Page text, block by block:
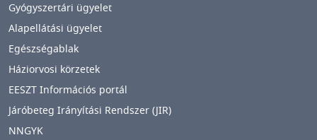
Gyógyszertári ügyelet
Alapellátási ügyelet
Egészségablak
Háziorvosi körzetek
EESZT Információs portál
Járóbeteg Irányítási Rendszer (JIR)
NNGYK